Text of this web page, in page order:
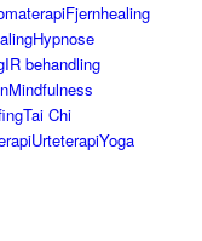
Fjernhealing
Hypnose
IR behandling
Mindfulness
Tai Chi
UrteterapiYoga